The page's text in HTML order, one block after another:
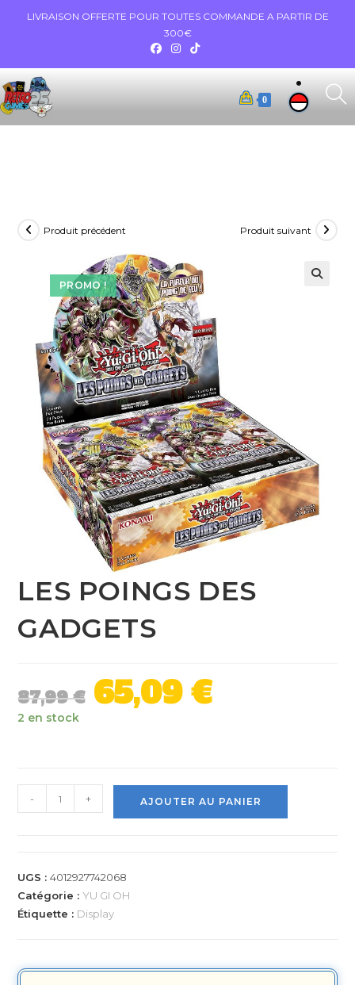
LIVRAISON OFFERTE POUR TOUTES COMMANDE A PARTIR DE
300€
0
PROMO !
Produit précédent Produit suivant
LES POINGS DES
GADGETS
87,99€ 65,09€
2 en stock
- + AJOUTER AU PANIER
UGS :4012927742068
Catégorie :YU GI OH
Étiquette : Display